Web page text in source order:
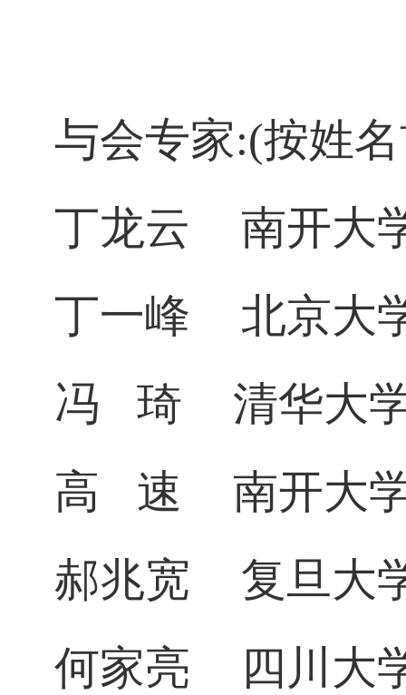
与会专家:(按姓
丁龙云
南开大
丁一峰
北京大
冯
琦
清华大
高
速
南开大
郝兆宽
复旦大
何家亮
四川大